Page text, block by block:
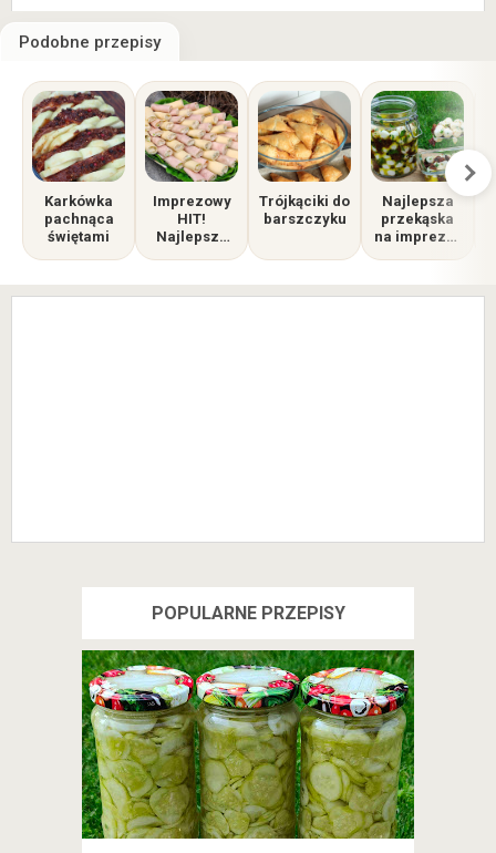
Podobne przepisy
Karkówka
pachnąca
świętami
Imprezowy
HIT!
Najlepsze
wersje)
Trójkąciki do
barszczyku
Najlepsza
przekąska
na imprezę i
mozzarella
POPULARNE PRZEPISY